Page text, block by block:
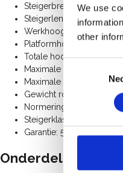
We use
other
Steigerbreedte: 0,75 m
Steigerlengte: 2,50 m
Werkhoogte: 9,20 m
Platformhoogte: 7,20 m
Totale hoogte rolsteiger:
Maximale belasting
Maximale belasting
Gewicht rolsteiger: 208
Normering: N-EN1004-3,
Steigerklasse III (200 Kg/
Garantie: 5 jaar
Onderdelenlijst: